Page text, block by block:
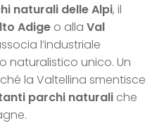
naturali delle Alpi, il
Adige o alla Val
l’industriale
naturalistico unico. Un
la Valtellina smentisce
parchi naturali che